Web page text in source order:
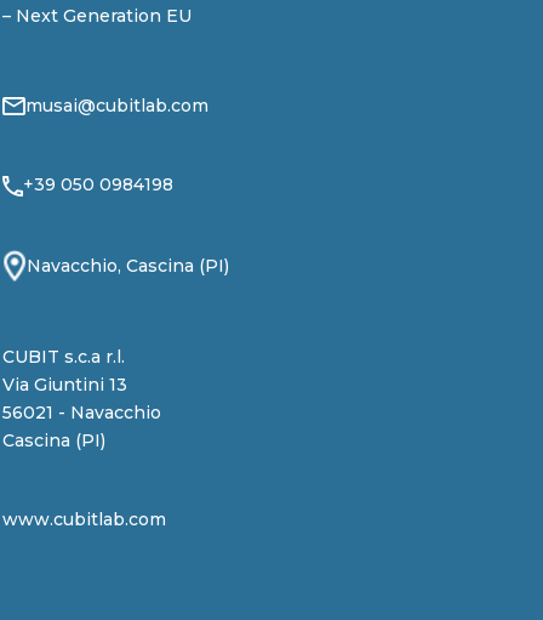
– Next Generation EU
musai@cubitlab.com
+39 050 0984198
Navacchio, Cascina (PI)
CUBIT s.c.a r.l.
Via Giuntini 13
56021 - Navacchio
Cascina (PI)
www.cubitlab.com